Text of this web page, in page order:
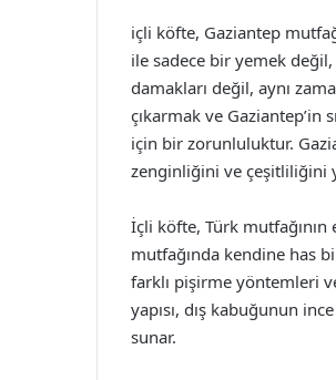
içli köfte, Gaziantep
ile sadece bir yemek değil,
damakları değil, aynı
çıkarmak ve
için bir zorunluluktur.
zenginliğini ve çeşitliliğini
İçli köfte, Türk
mutfağında kendine has
farklı pişirme yöntemleri
yapısı, dış kabuğunun
sunar.